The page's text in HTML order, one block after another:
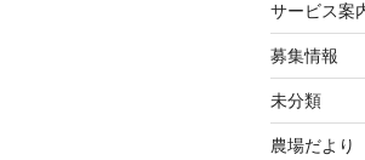
サービス案
募集情報
未分類
農場だより